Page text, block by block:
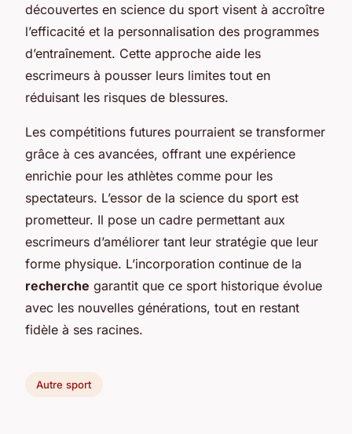
découvertes en science du sport visent à accroître
l’efficacité et la personnalisation des programmes
d’entraînement. Cette approche aide les
escrimeurs à pousser leurs limites tout en
réduisant les risques de blessures.
Les compétitions futures pourraient se transformer
grâce à ces avancées, offrant une expérience
enrichie pour les athlètes comme pour les
spectateurs. L’essor de la science du sport est
prometteur. Il pose un cadre permettant aux
escrimeurs d’améliorer tant leur stratégie que leur
forme physique. L’incorporation continue de la
recherche garantit que ce sport historique évolue
avec les nouvelles générations, tout en restant
fidèle à ses racines.
Autre sport